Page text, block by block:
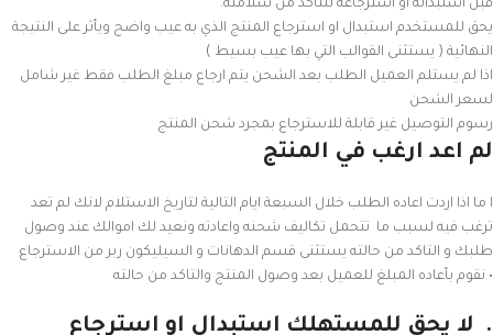
قبل استبداله او استرجاعه للتأكد من سلامته.
يحق للمستخدم استبدال او استرجاع المنتج الذي به عيب واضح ويأثر على النتيجة
النهائية ( يستثنى القوالب التي بها عيب بسيط )
اذا لم يستلم العميل الطلب بعد الشحن يتم ارجاع مبلغ الطلب فقط غير شامل
لسعر الشحن
رسوم التوصيل غير قابلة للاسترجاع بمجرد شحن المنتج
لم اعد ارغب في المنتج
ا ما اذا اردت اعاده الطلب خلال السبعة ايام التالية لتاريخ الاستلام لانك لم تعد
ترغب فيه لسبب ما تتحمل تكاليف شحنه واعادته ونعيد لك اموالك عند وصول
طلبك و التاكد من حالته يستثنى قسم الدهانات و السيليكون ربر من الاسترجاع
• نقوم بأعاده المبلغ للعميل بعد وصول المنتج والتاكد من حالته
. لا يحق للمستهلك استبدال او استرجاع